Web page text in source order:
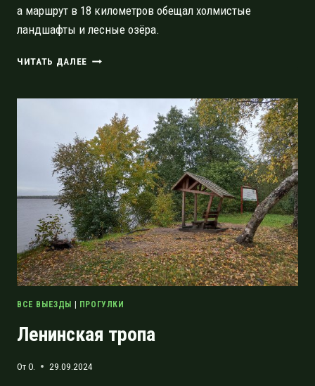
а маршрут в 18 километров обещал холмистые
ландшафты и лесные озёра.
ЧИТАТЬ ДАЛЕЕ ОСЕННЯЯ
ТРОПЕ
ЯРВИ
ВСЕ ВЫЕЗДЫ ПРОГУЛКИ
Ленинская тропа
ОтO. 29.09.2024